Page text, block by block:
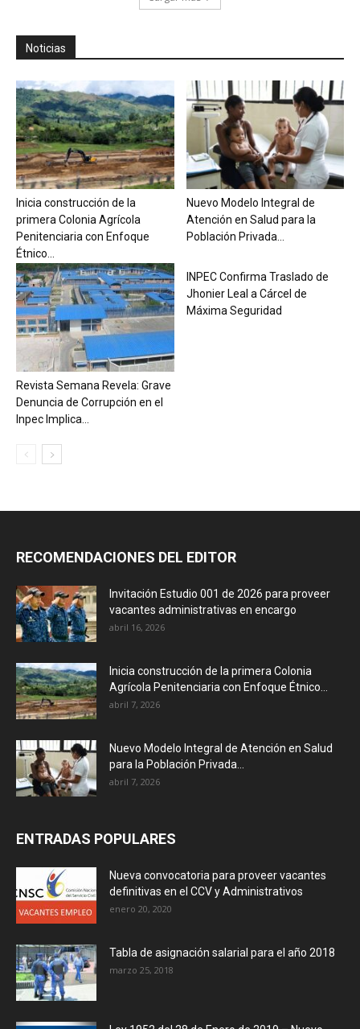
Noticias
Inicia construcción de la
primera Colonia Agrícola
Penitenciaria con Enfoque
Étnico...
Nuevo Modelo Integral de
Atención en Salud para la
Población Privada...
Revista Semana Revela: Grave
Denuncia de Corrupción en el
Inpec Implica...
INPEC Confirma Traslado de
Jhonier Leal a Cárcel de
Máxima Seguridad
RECOMENDACIONES DEL EDITOR
Invitación Estudio 001 de 2026 para proveer
vacantes administrativas en encargo
abril 16, 2026
Inicia construcción de la primera Colonia
Agrícola Penitenciaria con Enfoque Étnico...
abril 7, 2026
Nuevo Modelo Integral de Atención en Salud
para la Población Privada...
abril 7, 2026
ENTRADAS POPULARES
Nueva convocatoria para proveer vacantes
definitivas en el CCV y Administrativos
enero 20, 2020
Tabla de asignación salarial para el año 2018
marzo 25, 2018